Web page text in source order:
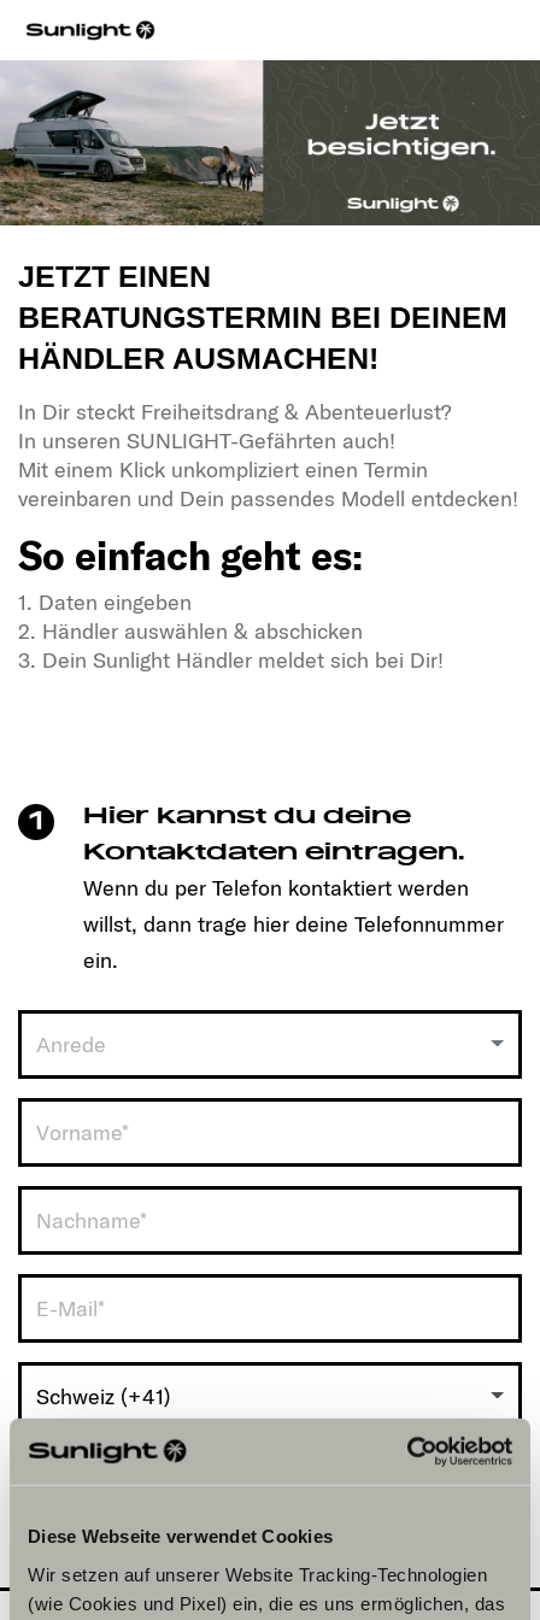
Diese Webseite verwendet Cookies
Wir setzen auf unserer Website Tracking-Technologien
(wie Cookies und Pixel) ein, die es uns ermöglichen, das
JETZT EINEN
BERATUNGSTERMIN BEI DEINEM
HÄNDLER AUSMACHEN!
In Dir steckt Freiheitsdrang & Abenteuerlust?
In unseren SUNLIGHT-Gefährten auch!
Mit einem Klick unkompliziert einen Termin
vereinbaren und Dein passendes Modell entdecken!
So einfach geht es:
1. Daten eingeben
2. Händler auswählen & abschicken
3. Dein Sunlight Händler meldet sich bei Dir!
So einfach geht es:
1. Daten eingeben
2. Händler auswählen & abschicken
3. Dein Sunlight Händler meldet sich bei Dir!
1
Hier kannst du deine
Kontaktdaten eintragen.
Wenn du per Telefon kontaktiert werden
willst, dann trage hier deine Telefonnummer
ein.
Anrede
Schweiz (+41)